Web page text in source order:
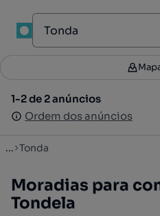
Filtros
1-2 de 2 anúncios
Ordem dos anúncios
1-2 de 2 anúncios
Ordem dos anúncios
... Tonda
Moradias para
Tondela